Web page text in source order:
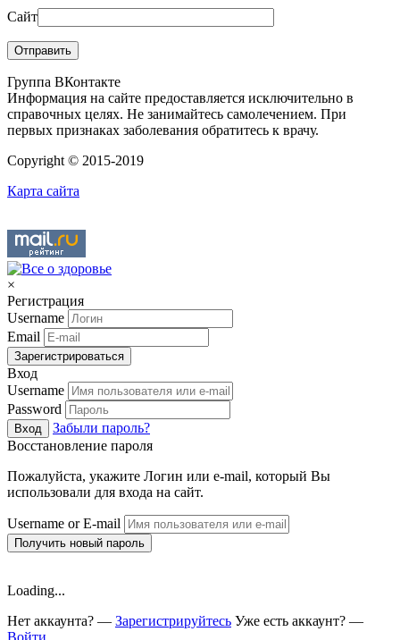
Сайт
Группа ВКонтакте
Информация на сайте предоставляется исключительно в
справочных целях. Не занимайтесь самолечением. При
первых признаках заболевания обратитесь к врачу.
Copyright © 2015-2019
Карта сайта
×
Регистрация
Username
Email
Зарегистрироваться
Вход
Username
Password
Вход
Забыли пароль?
Восстановление пароля
Пожалуйста, укажите Логин или e-mail, который Вы
использовали для входа на сайт.
Username or E-mail
Получить новый пароль
Loading...
Нет аккаунта? — Зарегистрируйтесь Уже есть аккаунт? —
Войти